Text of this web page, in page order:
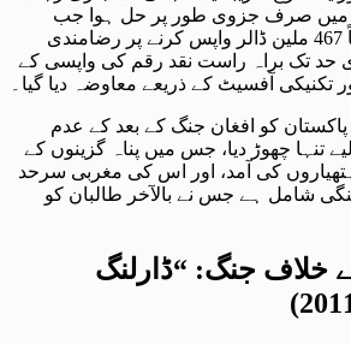
1998 کے آخر میں صرف جزوی طور پر حل ہوا جب
کلنٹن انتظامیہ نے تقریباً 467 ملین ڈالر واپس کرنے پر رضامندی
تک براہ راست نقد رقم کی واپسی کے
تکنیکی آفسیٹ کے ذریعے معاوضہ دیا گیا۔
پاکستان کو افغان جنگ کے بعد کے عدم
تنہا چھوڑ دیا، جس میں پناہ گزینوں کے
کی آمد، اور اس کی مغربی سرحد
شامل ہے جس نے بالآخر طالبان کو
جنگ: “ڈارلنگ